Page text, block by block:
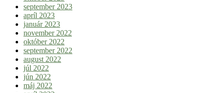
september 2023
apríl 2023
január 2023
november 2022
október 2022
september 2022
august 2022
júl 2022
jún 2022
máj 2022